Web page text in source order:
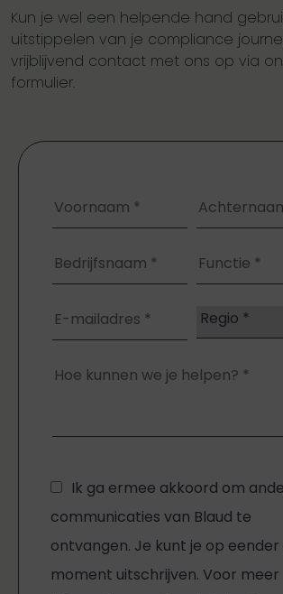
Kun je wel een helpende hand
uitstippelen van je compliance
vrijblijvend contact met ons op via
formulier.